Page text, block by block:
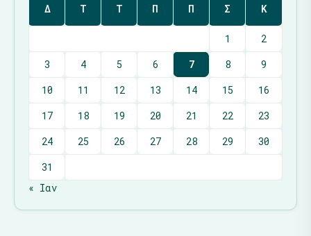
Δ Τ Τ Π Π Σ Κ
1
2
3
4 5 6 7 8
9
10
11 12 13 14 15
16
17
18 19 20 21 22
23
24
25 26 27 28 29
30
31
« Ιαν